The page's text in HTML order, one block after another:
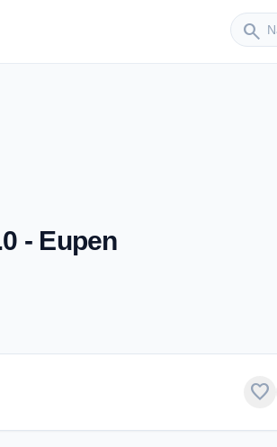
search
Sender
- Eupen
favorite